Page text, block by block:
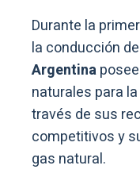
Durante la
la conducción de
Argentina
naturales para
través de sus
competitivos y
gas natural.